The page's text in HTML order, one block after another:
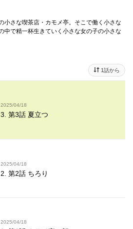
小さな喫茶店・カモメ亭。そこで働く小さな
中で精一杯生きていく小さな女の子の小さな
1話から
2025/04/18
3. 第3話 夏立つ
2025/04/18
2. 第2話 ちろり
2025/04/18